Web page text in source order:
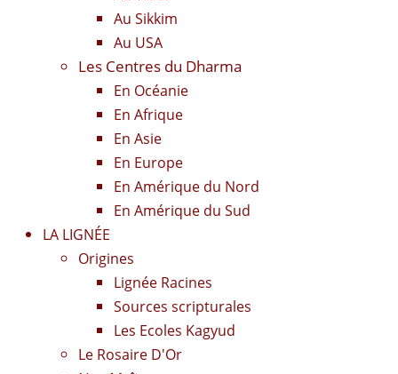
Au Sikkim
Au USA
Les Centres du Dharma
En Océanie
En Afrique
En Asie
En Europe
En Amérique du Nord
En Amérique du Sud
LA LIGNÉE
Origines
Lignée Racines
Sources scripturales
Les Ecoles Kagyud
Le Rosaire D'Or